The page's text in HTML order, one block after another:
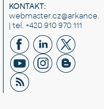
KONTAKT:
| tel. +420 910 970 111